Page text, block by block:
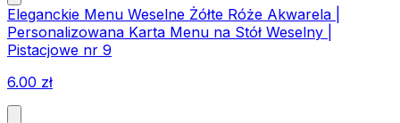
Eleganckie Menu Weselne Żółte Róże Akwarela |
Personalizowana Karta Menu na Stół Weselny |
Pistacjowe nr 9
6.00 zł